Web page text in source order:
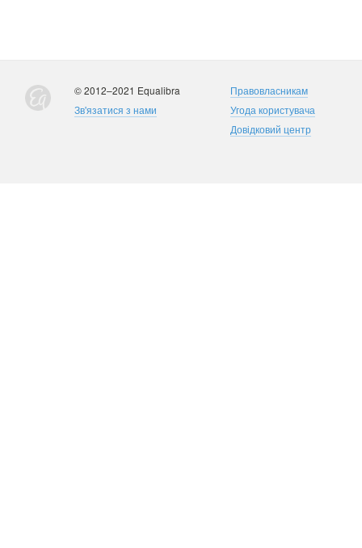
© 2012–2021 Equalibra
Зв'язатися з нами
Правовласникам
Угода користувача
Довідковий центр